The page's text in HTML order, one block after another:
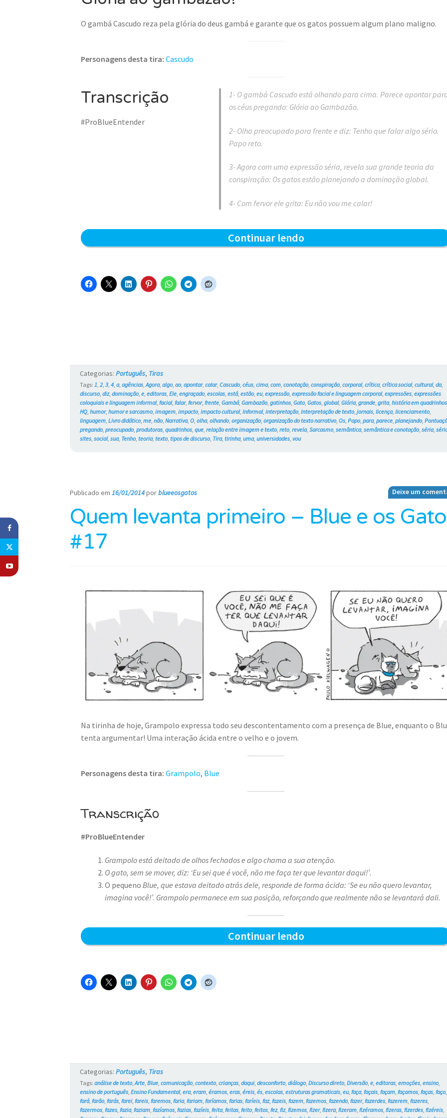
O gambá Cascudo reza pela glória do deus gambá e garante que os gatos possuem algum plano maligno.
Personagens desta tira: Cascudo
Transcrição
#ProBlueEntender
1- O gambá Cascudo está olhando para cima. Parece apontar
os céus pregando: Glória ao Gambazão.
2- Olha preocupado para frente e diz: Tenho que falar algo sério.
Papo reto.
3- Agora com uma expressão séria, revela sua grande teoria da
conspiração: Os gatos estão planejando a dominação global.
4- Com fervor ele grita: Eu não vou me calar!
Continuar lendoGlória
Categorias:Português, Tiras
Tags:1,2,3,4,a,agências,Agora,algo,ao,apontar,calar,Cascudo,céus,cima,com,conotação,conspiração,corporal,crítica,crítica social,cultural,da,
discurso,diz,dominação,e,editoras,Ele,engraçado,escolas,está,estão,eu,expressão,expressão facial e linguagem corporal,expressões,expressões
coloquiais e linguagem informal,facial,falar,fervor,frente,Gambá,Gambazão,gatinhos,Gato,Gatos,global,Glória,grande,grita,história em quadrinhos
HQ,humor,humor e sarcasmo,imagem,impacto,impacto cultural,Informal,interpretação,Interpretação de texto,jornais,licença,licenciamento,
linguagem,Livro didático,me,não,Narrativa,O,olha,olhando,organização,organização do texto narrativo,Os,Papo,para,parece,planejando,
pregando,preocupado,produtoras,quadrinhos,que,relação entre imagem e texto,reto,revela,Sarcasmo,semântica,semântica e conotação,séria,
sites,social,sua, Tenho,teoria,texto,tipos de discurso, Tira,tirinha,uma,universidades,vou
Publicado em16/01/2014porblueeosgatos Deixe um
Quem levanta primeiro – Blue e os
#17
Na tirinha de hoje, Grampolo expressa todo seu descontentamento com a presença de Blue, enquanto o
tenta argumentar! Uma interação ácida entre o velho e o jovem.
Personagens desta tira: Grampolo, Blue
Transcrição
#ProBlueEntender
Grampolo está deitado de olhos fechados e algo chama a sua atenção.
O gato, sem se mover, diz: ‘Eu sei que é você, não me faça ter que levantar daqui!’.
O pequenoBlue, que estava deitado atrás dele, responde de forma ácida: ‘Se eu não quero levantar,
imagina você!’. Grampolo permanece em sua posição, reforçando que realmente não se levantará dali.
Continuar lendoQuem
Categorias:Português, Tiras
Tags:análise de texto,Arte,Blue,comunicação,contexto,crianças,daqui,desconforto,diálogo,Discurso direto,Diversão,e,editoras,emoções,ensino,
ensino de português,Ensino Fundamental,era,eram,éramos,eras,éreis,és,escolas,estruturas gramaticais,eu,faça,façais,façam,façamos,faças,faço,
fará,farão,farás,farei,fareis,faremos,faria,fariam,faríamos,farias,faríeis,faz,fazeis,fazem,fazemos,fazendo,fazer,fazerdes,fazerem,fazeres,
fazermos,fazes,fazia,faziam,fazíamos,fazias,fazíeis,feita,feitas,feito,feitos,fez,fiz,fizemos,fizer,fizera,fizeram,fizéramos,fizeras,fizerdes,fizéreis,